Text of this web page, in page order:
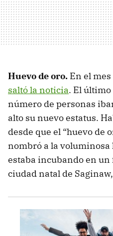
Huevo de oro. En el
saltó la noticia. El último
número de personas
alto su nuevo estatus.
desde que el “huevo de
nombró a la
estaba incubando en
ciudad natal de